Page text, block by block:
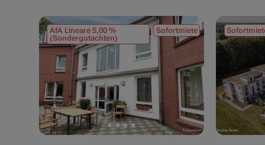
AfA Lineare 5,00 %
(Sondergutachten)
Sofortmiete